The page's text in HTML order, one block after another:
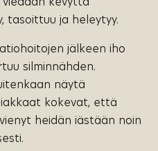
tasoittuu ja heleytyy.
jälkeen iho
silminnähden.
näytä
kokevat, että
heidän iästään noin